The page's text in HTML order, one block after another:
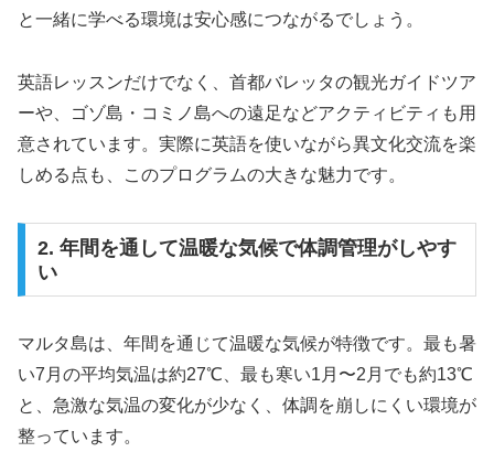
と一緒に学べる環境は安心感につながるでしょう。
英語レッスンだけでなく、首都バレッタの観光ガイドツア
ーや、ゴゾ島・コミノ島への遠足などアクティビティも用
意されています。実際に英語を使いながら異文化交流を楽
しめる点も、このプログラムの大きな魅力です。
2. 年間を通して温暖な気候で体調管理がしやす
い
マルタ島は、年間を通じて温暖な気候が特徴です。最も暑
い7月の平均気温は約27℃、最も寒い1月〜2月でも約13℃
と、急激な気温の変化が少なく、体調を崩しにくい環境が
整っています。